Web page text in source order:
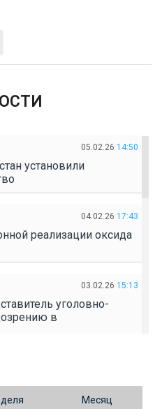
05.02.26 14:50
установили
04.02.26 17:43
реализации оксида
03.02.26 15:13
уголовно-
в
выращивание
Месяц